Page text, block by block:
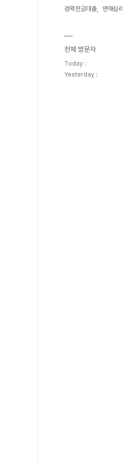
경락잔금대출
연애심리
전체 방문자
Today :
Yesterday :